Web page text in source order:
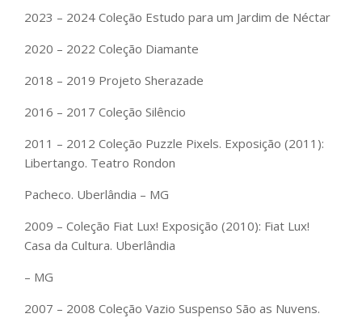
2023 – 2024 Coleção Estudo para um Jardim de Néctar
2020 – 2022 Coleção Diamante
2018 – 2019 Projeto Sherazade
2016 – 2017 Coleção Silêncio
2011 – 2012 Coleção Puzzle Pixels. Exposição (2011):
Libertango. Teatro Rondon
Pacheco. Uberlândia – MG
2009 – Coleção Fiat Lux! Exposição (2010): Fiat Lux!
Casa da Cultura. Uberlândia
– MG
2007 – 2008 Coleção Vazio Suspenso São as Nuvens.